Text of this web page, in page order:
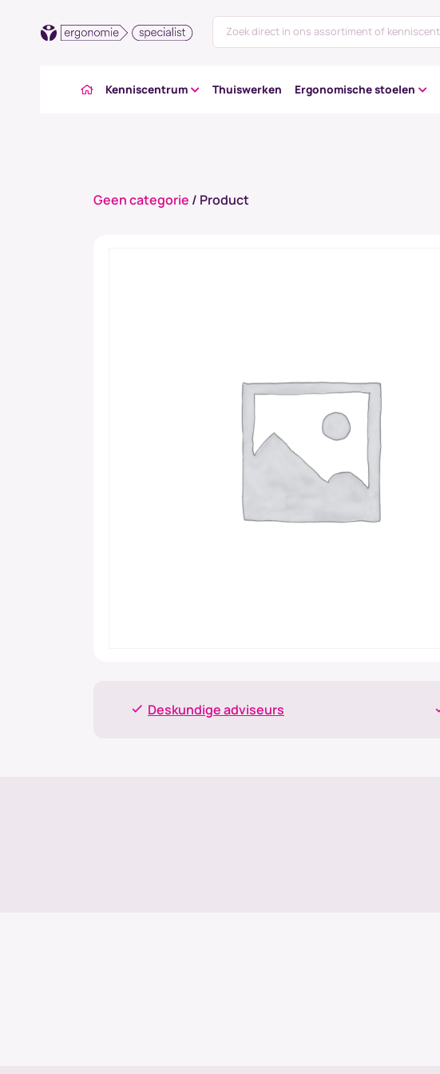
Kenniscentrum Thuiswerken Ergonomische stoelen
Geen categorie / Product
Deskundige adviseurs